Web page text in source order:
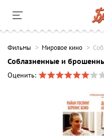
Фильмы Мировое кино
Соблазненные и
Оценить: